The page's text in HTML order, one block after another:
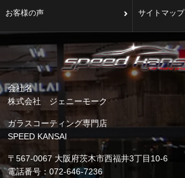
お客様の声 サイトマップ
会社名
株式会社 ジェニーモーク
ガラスコーティング専門店
SPEED KANSAI
〒567-0067 大阪府茨木市西福井3丁目10-6
電話番号：072-646-7236